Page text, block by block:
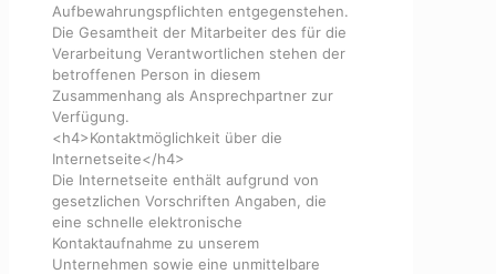
Aufbewahrungspflichten entgegenstehen.
Die Gesamtheit der Mitarbeiter des für die
Verarbeitung Verantwortlichen stehen der
betroffenen Person in diesem
Zusammenhang als Ansprechpartner zur
Verfügung.
<h4>Kontaktmöglichkeit über die
Internetseite</h4>
Die Internetseite enthält aufgrund von
gesetzlichen Vorschriften Angaben, die
eine schnelle elektronische
Kontaktaufnahme zu unserem
Unternehmen sowie eine unmittelbare